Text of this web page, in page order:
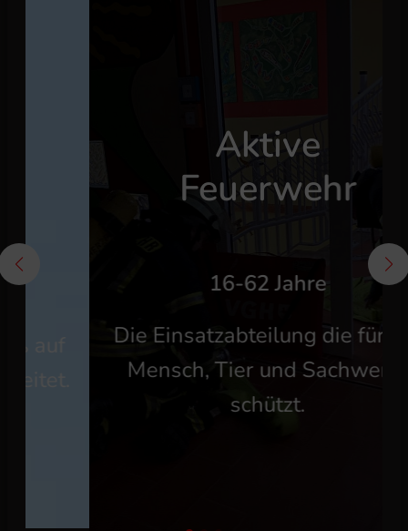
Aktive
Feuerwehr
16-62 Jahre
Die Einsatzabteilung die für Sie
Mensch, Tier und Sachwerte
schützt.